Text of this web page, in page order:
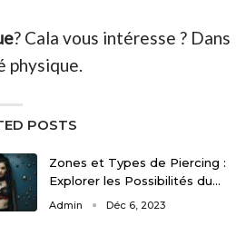
? Cala vous intéresse ? Dans
physique.
POSTS
Zones et Types de Piercing :
Explorer les Possibilités du…
Admin Déc 6, 2023